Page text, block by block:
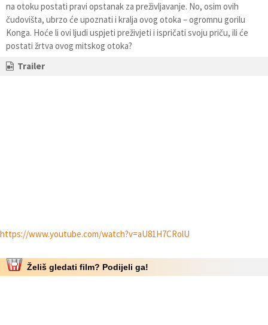
na otoku postati pravi opstanak za preživljavanje. No, osim ovih
čudovišta, ubrzo će upoznati i kralja ovog otoka – ogromnu gorilu
Konga. Hoće li ovi ljudi uspjeti preživjeti i ispričati svoju priču, ili će
postati žrtva ovog mitskog otoka?
Trailer
https://www.youtube.com/watch?v=aU81H7CRolU
Želiš gledati film? Podijeli ga!